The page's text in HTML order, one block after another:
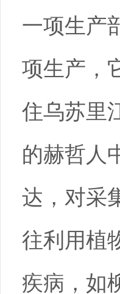
一项生产
项生产，
住乌苏里
的赫哲人
达，对采
往利用植
疾病，如